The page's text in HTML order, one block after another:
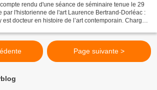
rendu d'une séance de séminaire tenue le 29
par l'historienne de l'art Laurence Bertrand-Dorléac :
est docteur en histoire de l’art contemporain. Chargé
Page suivante >